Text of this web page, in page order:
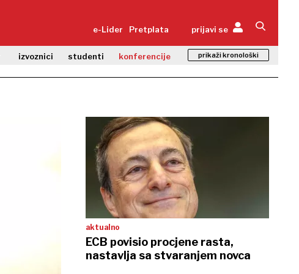
e-Lider Pretplata prijavi se
izvoznici studenti konferencije prikaži kronološki
aktualno
ECB povisio procjene rasta,
nastavlja sa stvaranjem novca